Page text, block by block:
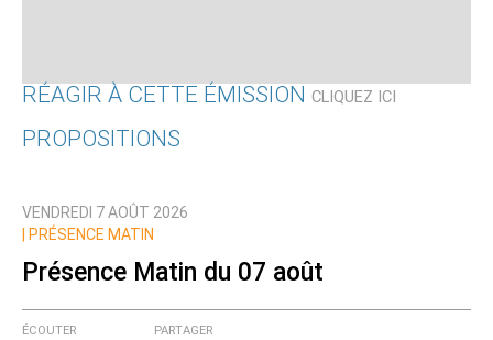
RÉAGIR À CETTE ÉMISSION CLIQUEZ ICI
Nom
Courriel (non publié)
PROPOSITIONS
VENDREDI 7 AOÛT 2026
PRÉSENCE MATIN
Présence Matin du 07 août
ÉCOUTER PARTAGER